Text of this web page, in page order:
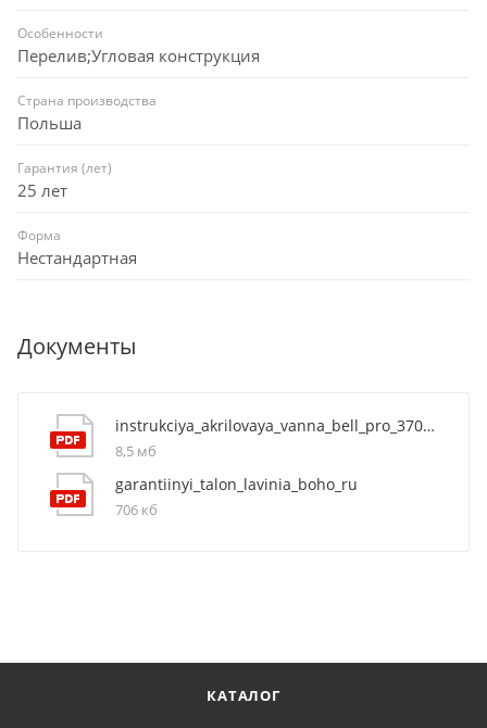
Особенности
Перелив;Угловая конструкция
Страна производства
Польша
Гарантия (лет)
25 лет
Форма
Нестандартная
Документы
instrukciya_akrilovaya_vanna_bell_pro_3702170l
8,5 мб
garantiinyi_talon_lavinia_boho_ru
706 кб
КАТАЛОГ